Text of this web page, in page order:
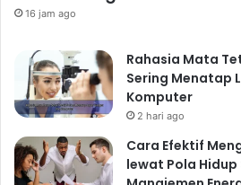
16 jam ago
Rahasia Mata
Sering Menatap
Komputer
2 hari ago
Cara Efektif
lewat Pola